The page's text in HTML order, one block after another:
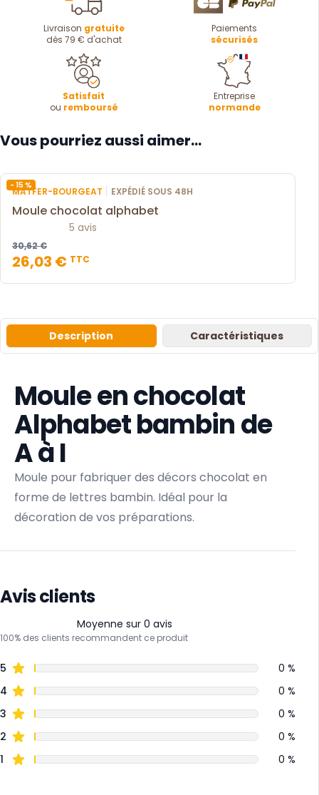
Livraison gratuite
dès 79 € d'achat
Paiements
sécurisés
Satisfait
ou remboursé
Entreprise
normande
Vous pourriez aussi aimer...
- 15 %
MATFER-BOURGEAT | EXPÉDIÉ SOUS 48H
Moule chocolat alphabet
5 avis
30,62 €
26,03 € TTC
Description Caractéristiques
Moule en chocolat
Alphabet bambin de
A à I
Moule pour fabriquer des décors chocolat en
forme de lettres bambin. Idéal pour la
décoration de vos préparations.
Avis clients
Moyenne sur 0 avis
100% des clients recommandent ce produit
5
0 %
4
0 %
3
0 %
2
0 %
1
0 %